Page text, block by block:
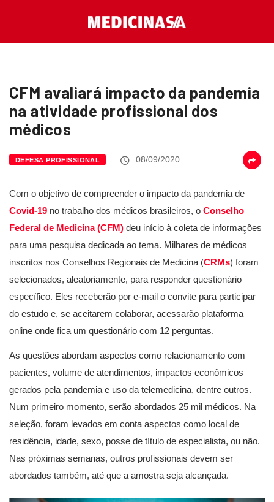
CFM avaliará impacto da pandemia
na atividade profissional dos
médicos
DEFESA PROFISSIONAL 08/09/2020
Com o objetivo de compreender o impacto da pandemia de
Covid-19 no trabalho dos médicos brasileiros, o Conselho
Federal de Medicina (CFM) deu início à coleta de informações
para uma pesquisa dedicada ao tema. Milhares de médicos
inscritos nos Conselhos Regionais de Medicina (CRMs) foram
selecionados, aleatoriamente, para responder questionário
específico. Eles receberão por e-mail o convite para participar
do estudo e, se aceitarem colaborar, acessarão plataforma
online onde fica um questionário com 12 perguntas.
As questões abordam aspectos como relacionamento com
pacientes, volume de atendimentos, impactos econômicos
gerados pela pandemia e uso da telemedicina, dentre outros.
Num primeiro momento, serão abordados 25 mil médicos. Na
seleção, foram levados em conta aspectos como local de
residência, idade, sexo, posse de título de especialista, ou não.
Nas próximas semanas, outros profissionais devem ser
abordados também, até que a amostra seja alcançada.